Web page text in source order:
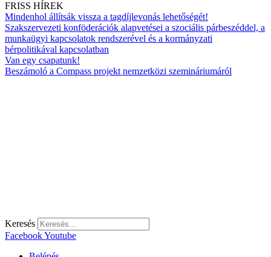
FRISS HÍREK
Mindenhol állítsák vissza a tagdíjlevonás lehetőségét!
Szakszervezeti konföderációk alapvetései a szociális párbeszéddel, a
munkaügyi kapcsolatok rendszerével és a kormányzati
bérpolitikával kapcsolatban
Van egy csapatunk!
Beszámoló a Compass projekt nemzetközi szemináriumáról
Keresés
FacebookYoutube